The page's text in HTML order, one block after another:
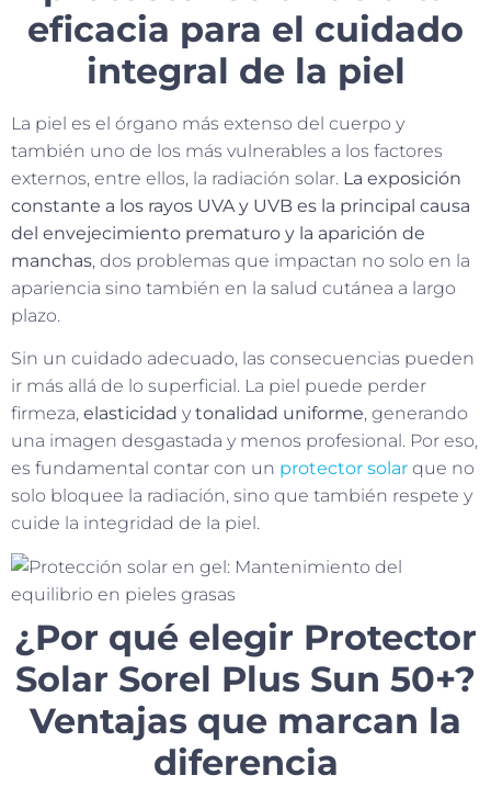
eficacia para el cuidado
integral de la piel
La piel es el órgano más extenso del cuerpo y
también uno de los más vulnerables a los factores
externos, entre ellos, la radiación solar. La exposición
constante a los rayos UVA y UVB es la principal causa
del envejecimiento prematuro y la aparición de
manchas, dos problemas que impactan no solo en la
apariencia sino también en la salud cutánea a largo
plazo.
Sin un cuidado adecuado, las consecuencias pueden
ir más allá de lo superficial. La piel puede perder
firmeza, elasticidad y tonalidad uniforme, generando
una imagen desgastada y menos profesional. Por eso,
es fundamental contar con un protector solar que no
solo bloquee la radiación, sino que también respete y
cuide la integridad de la piel.
¿Por qué elegir Protector
Solar Sorel Plus Sun 50+?
Ventajas que marcan la
diferencia